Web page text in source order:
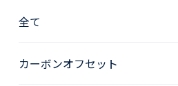
全て
カーボンオフセット